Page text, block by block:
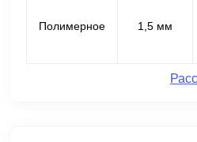
Полимерное 1,5 мм